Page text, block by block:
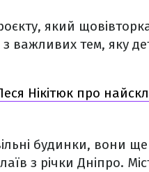
який
важливих тем, яку
Нікітюк про
будинки, вони
з річки Дніпро.